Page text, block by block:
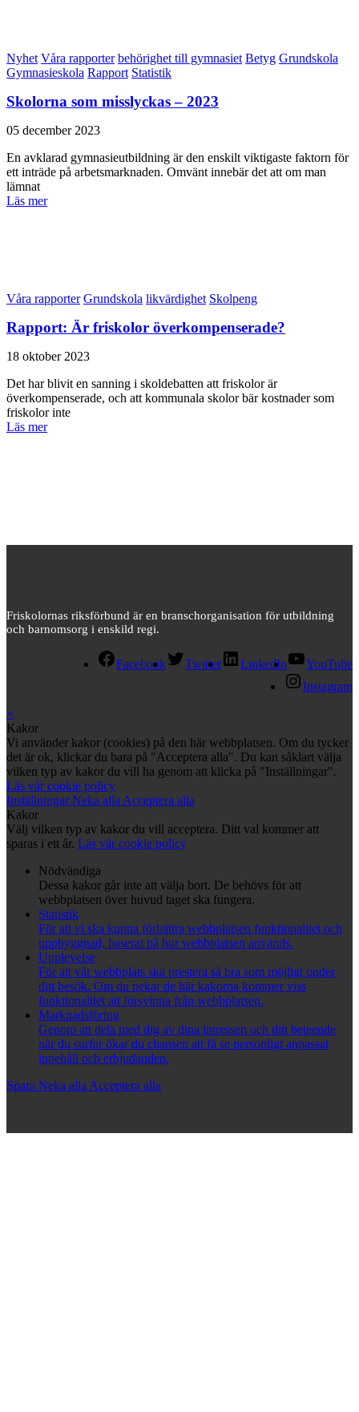
Nyhet Våra rapporter behörighet till gymnasiet Betyg Grundskola
Gymnasieskola Rapport Statistik
Skolorna som misslyckas – 2023
05 december 2023
En avklarad gymnasieutbildning är den enskilt viktigaste faktorn för
ett inträde på arbetsmarknaden. Omvänt innebär det att om man
lämnat
Läs mer
Våra rapporter Grundskola likvärdighet Skolpeng
Rapport: Är friskolor överkompenserade?
18 oktober 2023
Det har blivit en sanning i skoldebatten att friskolor är
överkompenserade, och att kommunala skolor bär kostnader som
friskolor inte
Läs mer
Friskolornas riksförbund är en branschorganisation för utbildning
och barnomsorg i enskild regi.
Facebook Twitter LinkedIn
YouTube
Instagram
×
Kakor
Vi använder kakor (cookies) på den här webbplatsen. Om du tycker
det är ok, klickar du bara på "Acceptera alla". Du kan såklart välja
vilken typ av kakor du vill ha genom att klicka på "Inställningar".
Läs vår cookie policy
InställningarNeka allaAcceptera alla
Kakor
Välj vilken typ av kakor du vill acceptera. Ditt val kommer att
sparas i ett år. Läs vår cookie policy
Nödvändiga
Dessa kakor går inte att välja bort. De behövs för att
webbplatsen över huvud taget ska fungera.
Statistik
För att vi ska kunna förbättra webbplatsen funktionalitet och
uppbyggnad, baserat på hur webbplatsen används.
Upplevelse
För att vår webbplats ska prestera så bra som möjligt under
ditt besök. Om du nekar de här kakorna kommer viss
funktionalitet att försvinna från webbplatsen.
Marknadsföring
Genom att dela med dig av dina intressen och ditt beteende
när du surfar ökar du chansen att få se personligt anpassat
innehåll och erbjudanden.
Spara Neka allaAcceptera alla